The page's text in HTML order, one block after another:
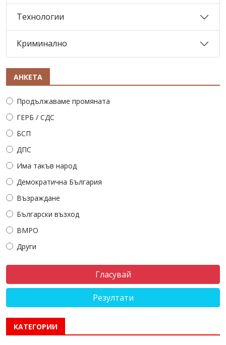
Технологии
Криминално
АНКЕТА
Продължаваме промяната
ГЕРБ / СДС
БСП
ДПС
Има такъв народ
Демократична България
Възраждане
Български възход
ВМРО
Други
Резултати
КАТЕГОРИИ